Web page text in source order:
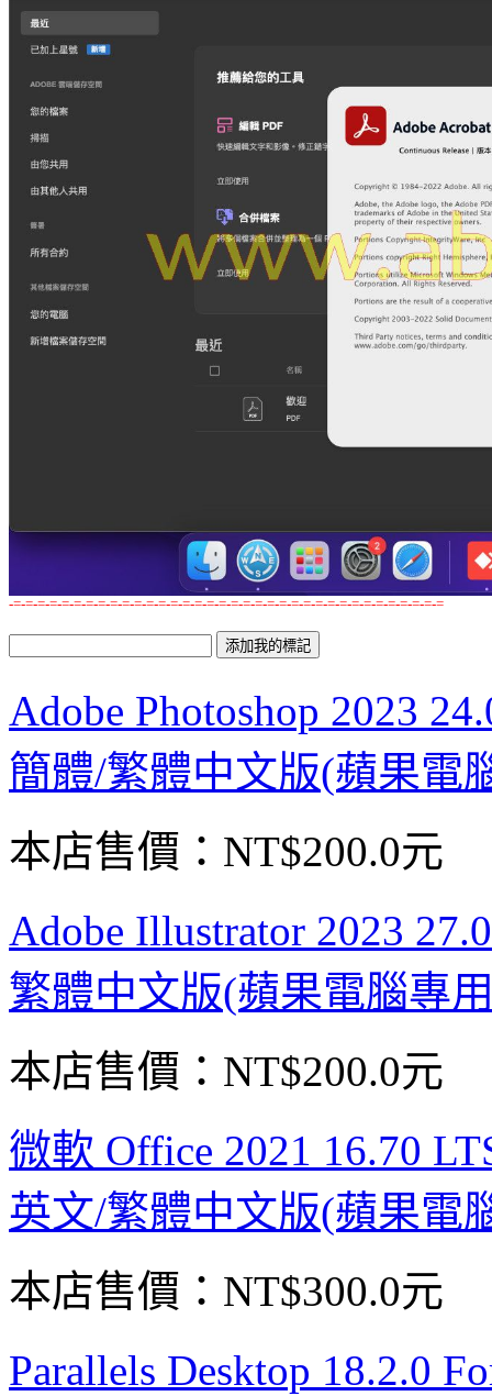
-=-=-=-=-=-=-=-=-=-=-=-=-=-=-=-=-=-=-=-=-=-=-=-=-=-=-=-=-=-=-=-=-=-=-=-=
Adobe Photoshop 2023
簡體/繁體中文版(蘋果電
本店售價： NT$200.0元
Adobe Illustrator 2023
繁體中文版(蘋果電腦專
本店售價： NT$200.0元
微軟 Office 2021 16.70
英文/繁體中文版(蘋果電
本店售價： NT$300.0元
Parallels Desktop 18.2.0